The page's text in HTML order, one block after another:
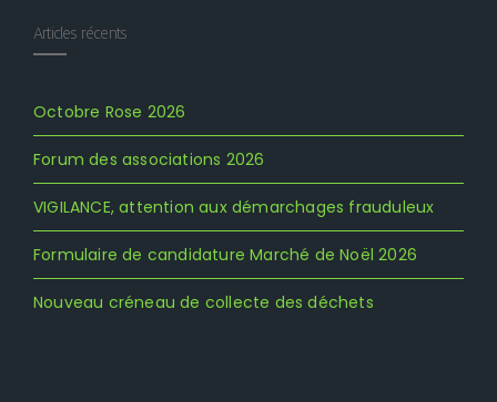
Articles récents
Octobre Rose 2026
Forum des associations 2026
VIGILANCE, attention aux démarchages frauduleux
Formulaire de candidature Marché de Noël 2026
Nouveau créneau de collecte des déchets